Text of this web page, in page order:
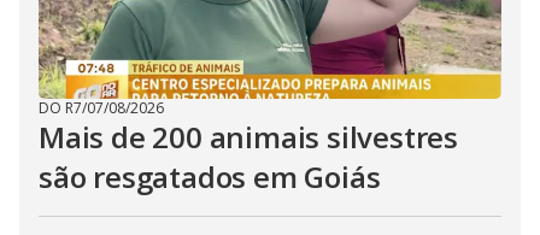
DO R7/07/08/2026
Mais de 200 animais silvestres
são resgatados em Goiás